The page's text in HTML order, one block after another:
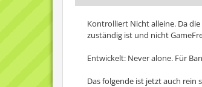
Kontrolliert Nicht alleine. Da
zuständig ist und nicht
Entwickelt: Never alone. Für
Das folgende ist jetzt auch